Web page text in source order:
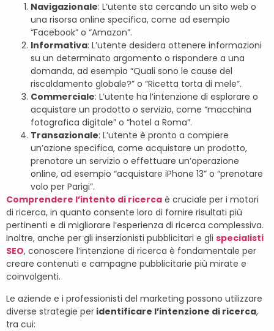
Navigazionale: L’utente sta cercando un sito web o
una risorsa online specifica, come ad esempio
“Facebook” o “Amazon”.
Informativa: L’utente desidera ottenere informazioni
su un determinato argomento o rispondere a una
domanda, ad esempio “Quali sono le cause del
riscaldamento globale?” o “Ricetta torta di mele”.
Commerciale: L’utente ha l’intenzione di esplorare o
acquistare un prodotto o servizio, come “macchina
fotografica digitale” o “hotel a Roma”.
Transazionale: L’utente è pronto a compiere
un’azione specifica, come acquistare un prodotto,
prenotare un servizio o effettuare un’operazione
online, ad esempio “acquistare iPhone 13” o “prenotare
volo per Parigi”.
Comprendere l’intento di ricerca è cruciale per i motori
di ricerca, in quanto consente loro di fornire risultati più
pertinenti e di migliorare l’esperienza di ricerca complessiva.
Inoltre, anche per gli inserzionisti pubblicitari e gli specialisti
SEO, conoscere l’intenzione di ricerca è fondamentale per
creare contenuti e campagne pubblicitarie più mirate e
coinvolgenti.
Le aziende e i professionisti del marketing possono utilizzare
diverse strategie per identificare l’intenzione di ricerca,
tra cui: